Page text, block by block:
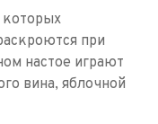
которых
при
настое играют
вина, яблочной